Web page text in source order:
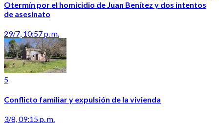
Otermín por el homicidio de Juan Benítez y dos intentos
de asesinato
29/7, 10:57 p. m.
5
Conflicto familiar y expulsión de la vivienda
3/8, 09:15 p. m.